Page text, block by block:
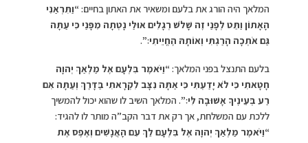
המלאך היה הורג את בלעם ומשאיר את האתון בחיים:“וַתִּרְאַנִי
הָאָתוֹן וַתֵּט לְפָנַי זֶה שָׁלֹשׁ רְגָלִים אוּלַי נָטְתָה מִפָּנַי כִּי עַתָּה
גַּם אֹתְכָה הָרַגְתִּי וְאוֹתָהּ הֶחֱיֵיתִי׃”.
בלעם התנצל בפני המלאך:“וַיֹּאמֶר בִּלְעָם אֶל מַלְאַךְ יְהוָה
חָטָאתִי כִּי לֹא יָדַעְתִּי כִּי אַתָּה נִצָּב לִקְרָאתִי בַּדָּרֶךְ וְעַתָּה אִם
רַע בְּעֵינֶיךָ אָשׁוּבָה לִּי׃”. המלאך השיב לו שהוא יכול להמשיך
ללכת עם המשלחת, אך רק את דבר הקב”ה מותר לו להגיד:
“וַיֹּאמֶר מַלְאַךְ יְהוָה אֶל בִּלְעָם לֵךְ עִם הָאֲנָשִׁים וְאֶפֶס אֶת